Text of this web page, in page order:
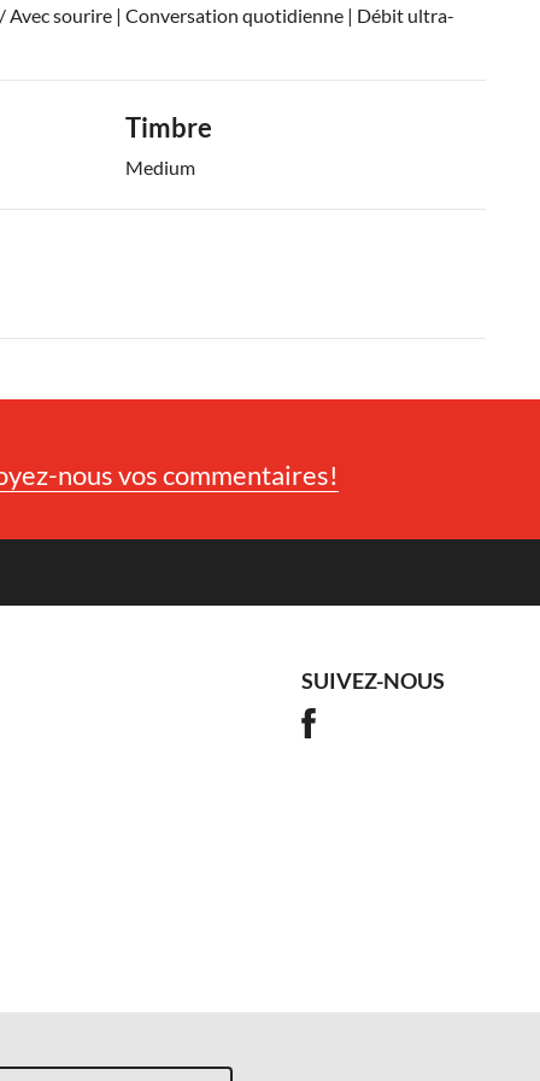
Avec sourire | Conversation quotidienne | Débit ultra-
Timbre
Medium
nous vos commentaires!
SUIVEZ-NOUS